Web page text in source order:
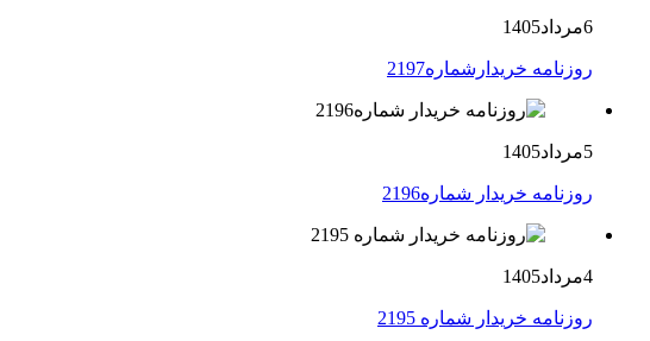
6مرداد1405
روزنامه خریدارشماره2197
5مرداد1405
روزنامه خریدار شماره2196
4مرداد1405
روزنامه خریدار شماره 2195